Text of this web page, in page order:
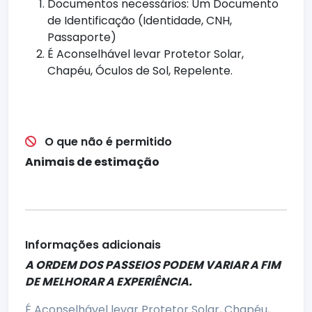
Documentos necessários: Um Documento
de Identificação (Identidade, CNH,
Passaporte)
É Aconselhável levar Protetor Solar,
Chapéu, Óculos de Sol, Repelente.
O que não é permitido
Animais de estimação
Informações adicionais
A ORDEM DOS PASSEIOS PODEM VARIAR A FIM
DE MELHORAR A EXPERIÊNCIA.